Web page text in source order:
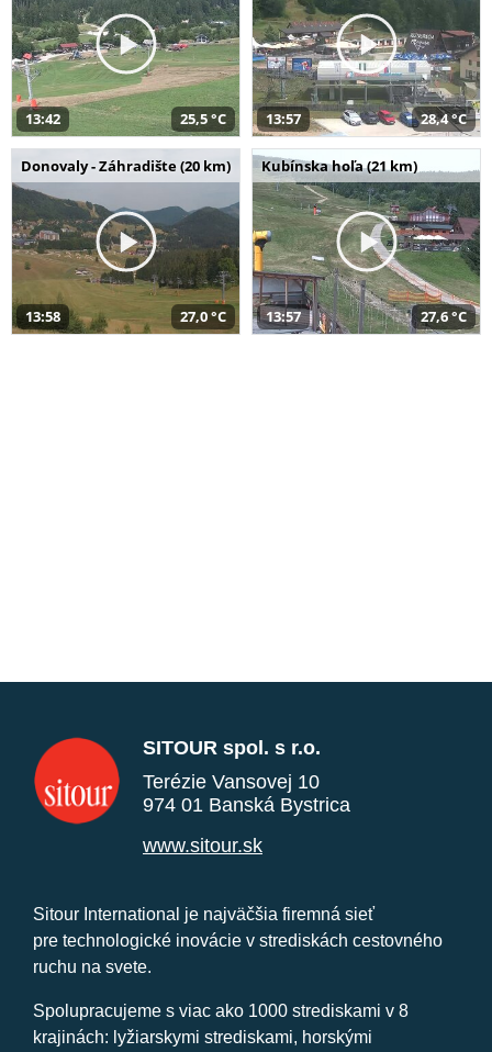
13:42 25,5 °C 13:57 28,4 °C
Donovaly - Záhradište (20 km)
13:58 27,0 °C
Kubínska hoľa (21 km)
13:57 27,6 °C
SITOUR spol. s r.o.
Terézie Vansovej 10
974 01 Banská Bystrica
www.sitour.sk
Sitour International je najväčšia firemná sieť
pre technologické inovácie v strediskách cestovného
ruchu na svete.
Spolupracujeme s viac ako 1000 strediskami v 8
krajinách: lyžiarskymi strediskami, horskými